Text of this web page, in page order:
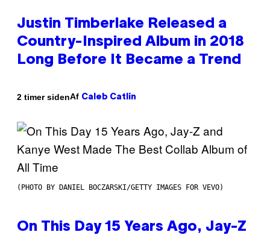
Justin Timberlake Released a
Country-Inspired Album in 2018
Long Before It Became a Trend
2 timer sidenAf Caleb Catlin
(PHOTO BY DANIEL BOCZARSKI/GETTY IMAGES FOR VEVO)
On This Day 15 Years Ago, Jay-Z